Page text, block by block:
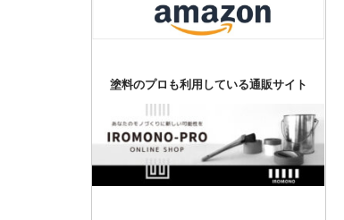
塗料のプロも利用している通販サイト